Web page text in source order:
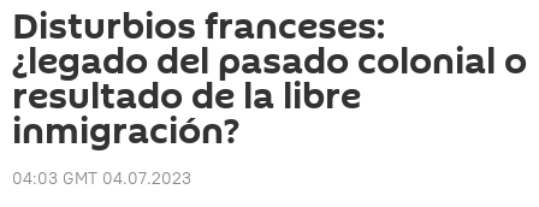
Disturbios franceses:
¿legado del pasado colonial o
resultado de la libre
inmigración?
04:03 GMT 04.07.2023